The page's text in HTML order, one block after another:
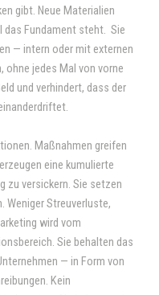
gibt. Neue Materialien
das Fundament steht. Sie
— intern oder mit externen
jedes Mal von vorne
und verhindert, dass der
Maßnahmen greifen
eine kumulierte
zu versickern. Sie setzen
Weniger Streuverluste,
wird vom
Sie behalten das
— in Form von
Kein